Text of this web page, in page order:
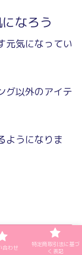
なろう
元気になってい
グ以外のアイテ
ようになりま
グを使おう
合わせ
特定商取引法に基づ
く表記